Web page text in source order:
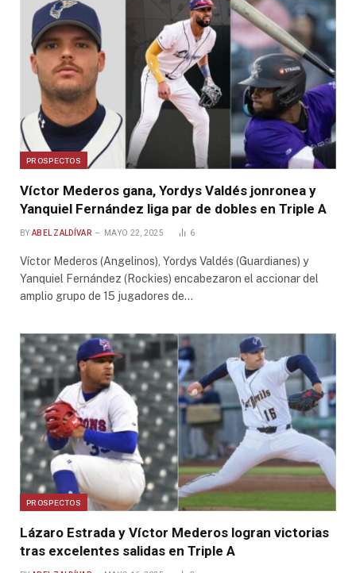
PROSPECTOS
Víctor Mederos gana, Yordys Valdés jonronea y
Yanquiel Fernández liga par de dobles en Triple A
BY ABEL ZALDÍVAR MAYO 22, 2025 6
Víctor Mederos (Angelinos), Yordys Valdés (Guardianes) y
Yanquiel Fernández (Rockies) encabezaron el accionar del
amplio grupo de 15 jugadores de…
PROSPECTOS
Lázaro Estrada y Víctor Mederos logran victorias
tras excelentes salidas en Triple A